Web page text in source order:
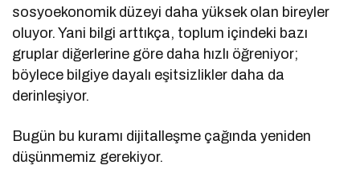
sosyoekonomik düzeyi daha yüksek olan bireyler
oluyor. Yani bilgi arttıkça, toplum içindeki bazı
gruplar diğerlerine göre daha hızlı öğreniyor;
böylece bilgiye dayalı eşitsizlikler daha da
derinleşiyor.
Bugün bu kuramı dijitalleşme çağında yeniden
düşünmemiz gerekiyor.